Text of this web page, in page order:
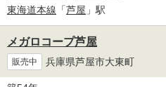
東海道本線 「芦屋 」駅
メガロコープ芦屋
販売中 兵庫県芦屋市大東町